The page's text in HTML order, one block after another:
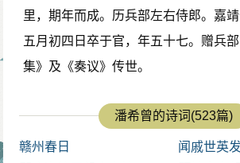
里，期年而成。历兵部左右侍郎。嘉靖
五月初四日卒于官，年五十七。赠兵
集》及《奏议》传世。
潘希曾的诗词(523篇)
赣州春日
闻戚世英